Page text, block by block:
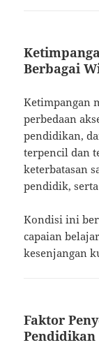
Berbagai
Ketimpangan
perbedaan
pendidikan,
terpencil dan
keterbatasan
pendidik,
Kondisi ini
capaian
kesenjangan
Faktor
Pendidikan